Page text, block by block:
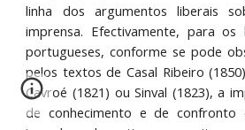
linha dos argumentos liberais
imprensa. Efectivamente, para os
portugueses, conforme se pode
pelos textos de Casal Ribeiro
Cavroé (1821) ou Sinval (1823), a
de conhecimento e de